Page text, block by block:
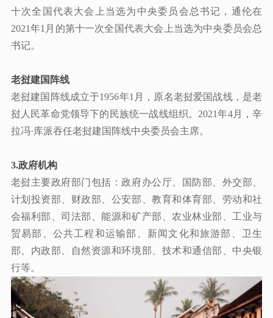
十次全国代表大会上当选为中央委员会总书记，通伦在
2021年1月的第十一次全国代表大会上当选为中央委员会总
书记。
老挝建国阵线
老挝建国阵线成立于1956年1月，原名老挝爱国战线，是老
挝人民革命党领导下的民族统一战线组织。2021年4月，辛
拉冯·库派吞任老挝建国阵线中央委员会主席。
3.政府机构
老挝主要政府部门包括：政府办公厅、国防部、外交部、
计划投资部、财政部、公安部、教育和体育部、劳动和社
会福利部、司法部、能源和矿产部、农业林业部、工业与
贸易部、公共工程和运输部、新闻文化和旅游部、卫生
部、内政部、自然资源和环境部、技术和通信部、中央银
行等。